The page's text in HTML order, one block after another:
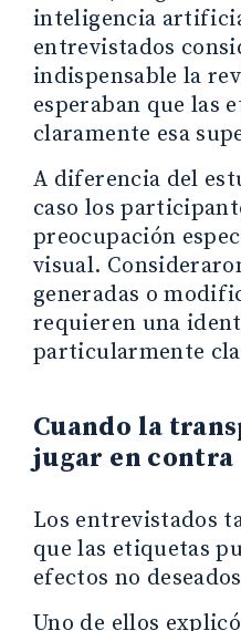
inteligencia
entrevistados
indispensable la
esperaban que las
claramente esa
A diferencia del
caso los
preocupación
visual.
generadas o
requieren una
particularmente
Cuando la
jugar en contra
Los entrevistados
que las etiquetas
efectos no
Uno de ellos